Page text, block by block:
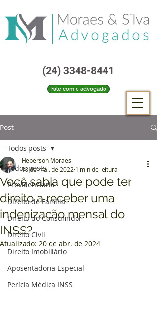
Fale com o advogado
(24) 3348-8441
Post
Todos posts
Previdenciário
Direito de Família
Direito do Consumidor
Direito Civil
Direito Imobiliário
Aposentadoria Especial
Perícia Médica INSS
Todos posts
Você sabia que pode ter
direito a receber uma
indenização mensal do
INSS?
Heberson Moraes
18 de mai. de 2022 1 min de leitura
Atualizado: 20 de abr. de 2024